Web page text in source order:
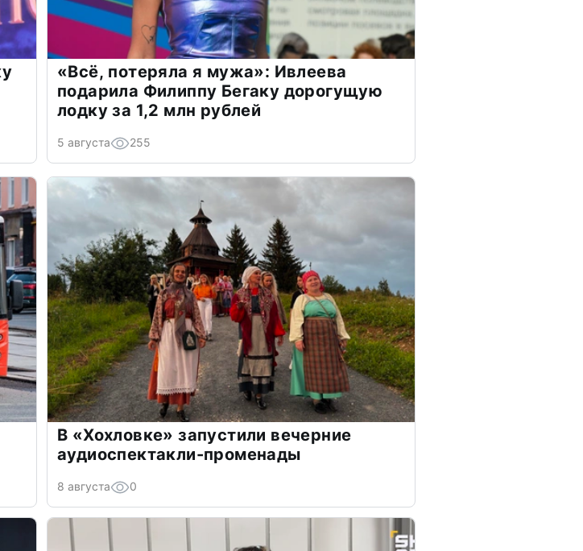
«Всё, потеряла я мужа»: Ивлеева
подарила Филиппу Бегаку дорогущую
лодку за 1,2 млн рублей
5 августа 255
В «Хохловке» запустили вечерние
аудиоспектакли-променады
8 августа 0